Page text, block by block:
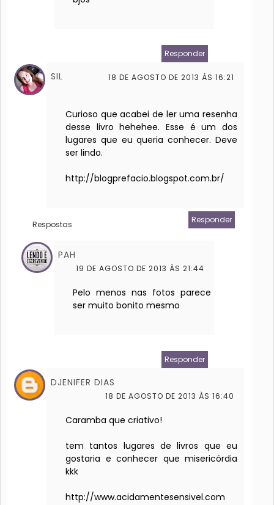
Responder
SIL 18 DE AGOSTO DE 2013 ÀS 16:21
Curioso que acabei de ler uma resenha
desse livro hehehee. Esse é um dos
lugares que eu queria conhecer. Deve
ser lindo.
http://blogprefacio.blogspot.com.br/
Responder
Respostas
PAH
19 DE AGOSTO DE 2013 ÀS 21:44
Pelo menos nas fotos parece
ser muito bonito mesmo
Responder
DJENIFER DIAS
18 DE AGOSTO DE 2013 ÀS 16:40
Caramba que criativo!
tem tantos lugares de livros que eu
gostaria e conhecer que misericórdia
kkk
http://www.acidamentesensivel.com